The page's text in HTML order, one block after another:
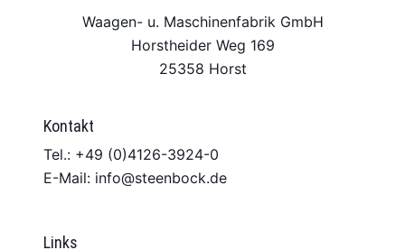
Waagen- u. Maschinenfabrik GmbH
Horstheider Weg 169
25358 Horst
Kontakt
Tel.: +49 (0)4126-3924-0
E-Mail: info@steenbock.de
Links